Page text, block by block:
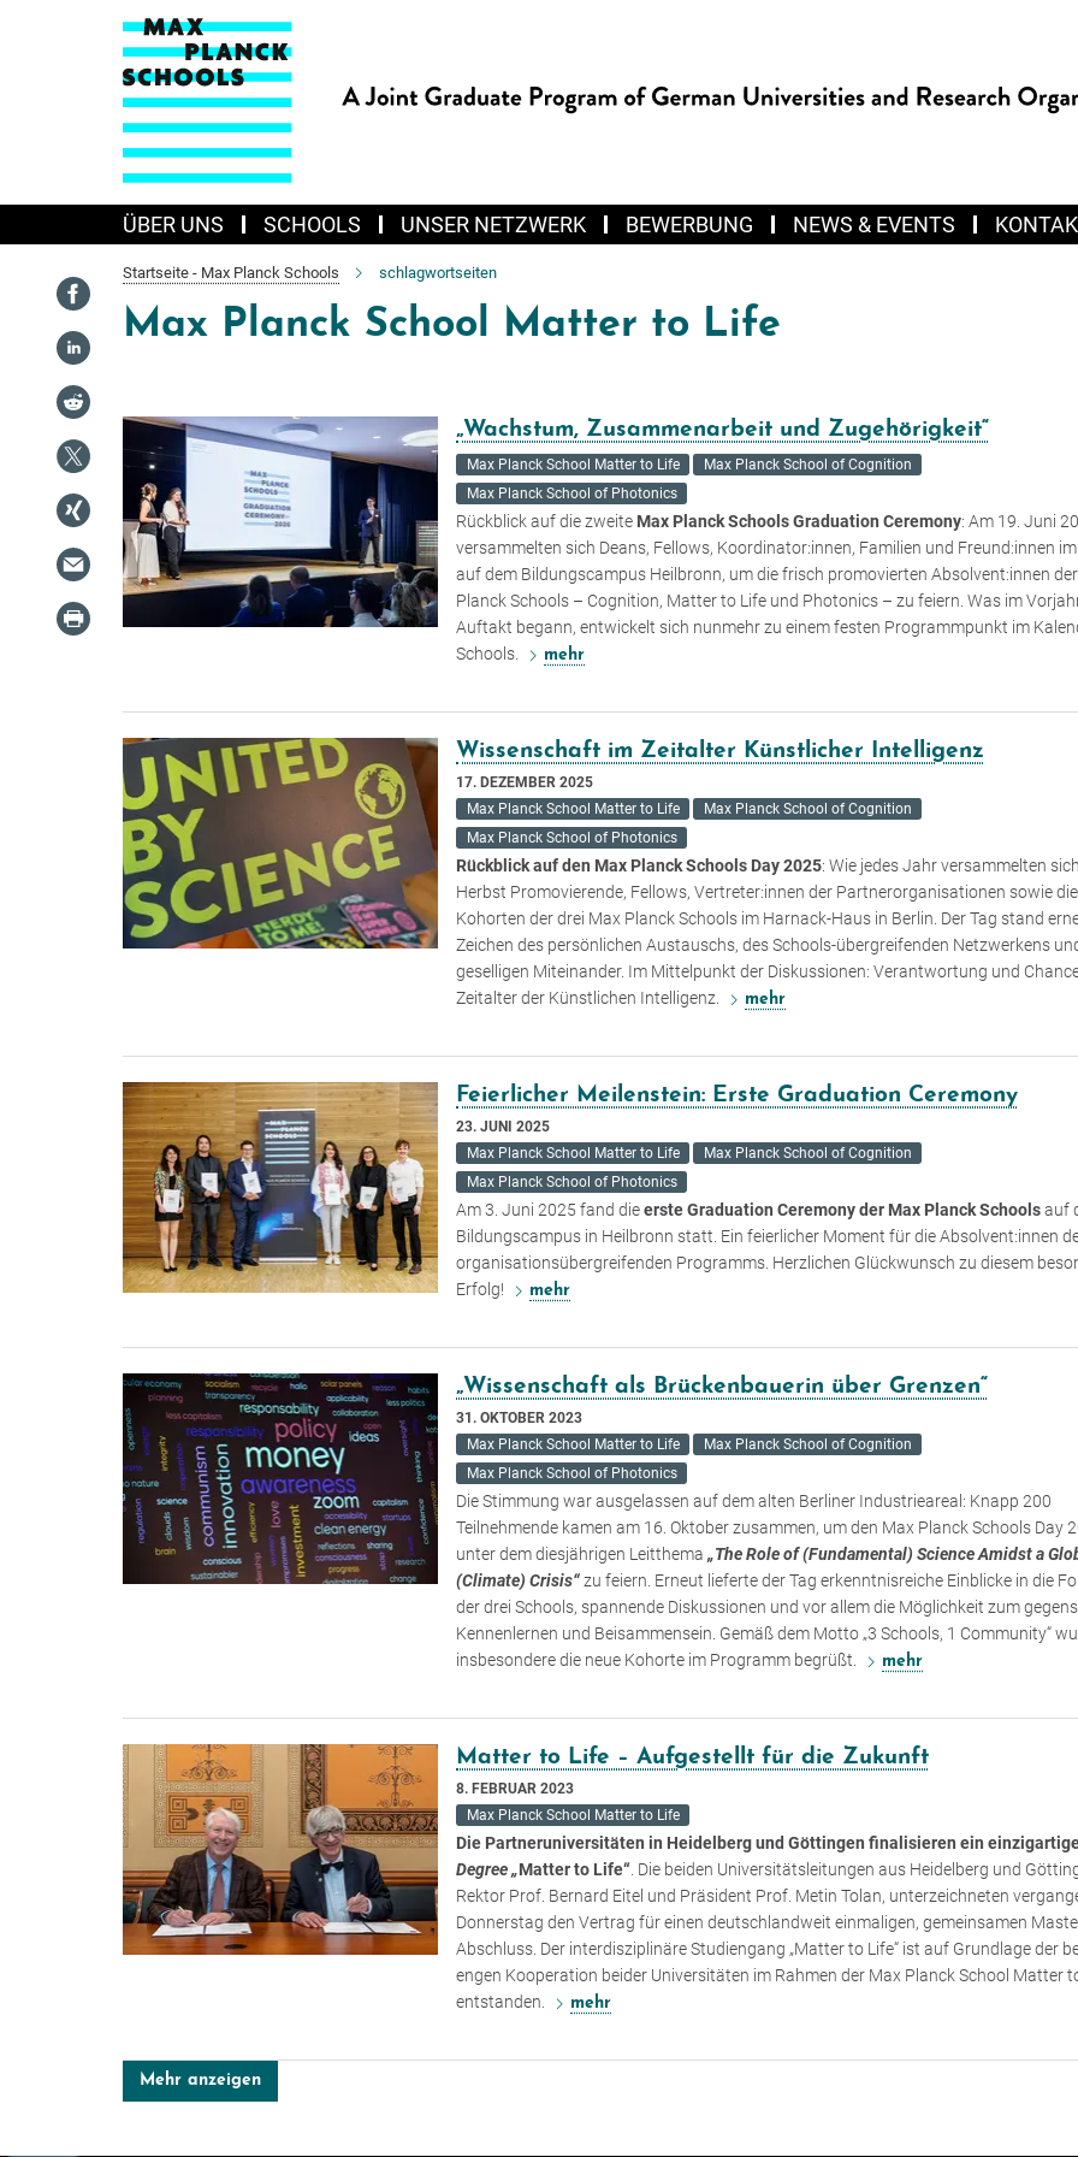
ÜBER UNS SCHOOLS UNSER NETZWERK BEWERBUNG NEWS & EVENTS
Startseite - Max Planck Schools schlagwortseiten
Max Planck School Matter to Life
„Wachstum, Zusammenarbeit und Zugehörigkeit“
Max Planck School Matter to Life
Max Planck School of Cognition
Max Planck School of Photonics
Rückblick auf die zweite Max Planck Schools Graduation Ceremony: Am 19. Juni
versammelten sich Deans, Fellows, Koordinator:innen, Familien und Freund:innen im
auf dem Bildungscampus Heilbronn, um die frisch promovierten Absolvent:innen
Planck Schools – Cognition, Matter to Life und Photonics – zu feiern. Was im
Auftakt begann, entwickelt sich nunmehr zu einem festen Programmpunkt im
Schools.
mehr
Wissenschaft im Zeitalter Künstlicher Intelligenz
17. DEZEMBER 2025
Max Planck School Matter to Life
Max Planck School of Cognition
Max Planck School of Photonics
Rückblick auf den Max Planck Schools Day 2025: Wie jedes Jahr versammelten
Herbst Promovierende, Fellows, Vertreter:innen der Partnerorganisationen sowie
Kohorten der drei Max Planck Schools im Harnack-Haus in Berlin. Der Tag stand
Zeichen des persönlichen Austauschs, des Schools-übergreifenden Netzwerkens
geselligen Miteinander. Im Mittelpunkt der Diskussionen: Verantwortung und
Zeitalter der Künstlichen Intelligenz.
mehr
Feierlicher Meilenstein: Erste Graduation Ceremony
23. JUNI 2025
Max Planck School Matter to Life
Max Planck School of Cognition
Max Planck School of Photonics
Am 3. Juni 2025 fand dieerste Graduation Ceremony der Max Planck Schoolsauf
Bildungscampus in Heilbronn statt. Ein feierlicher Moment für die Absolvent:innen
organisationsübergreifenden Programms. Herzlichen Glückwunsch zu diesem
Erfolg!
mehr
„Wissenschaft als Brückenbauerin über Grenzen“
31. OKTOBER 2023
Max Planck School Matter to Life
Max Planck School of Cognition
Max Planck School of Photonics
Die Stimmung war ausgelassen auf dem alten Berliner Industrieareal: Knapp 200
Teilnehmende kamen am 16. Oktober zusammen, um den Max Planck Schools Day
unter dem diesjährigen Leitthema„The Role of (Fundamental) Science Amidst a
(Climate) Crisis“zu feiern. Erneut lieferte der Tag erkenntnisreiche Einblicke in die
der drei Schools, spannende Diskussionen und vor allem die Möglichkeit zum
Kennenlernen und Beisammensein. Gemäß dem Motto „3 Schools, 1 Community“
insbesondere die neue Kohorte im Programm begrüßt.
mehr
Matter to Life – Aufgestellt für die Zukunft
8. FEBRUAR 2023
Max Planck School Matter to Life
Die Partneruniversitäten in Heidelberg und Göttingen finalisieren ein
Degree „Matter to Life“ . Die beiden Universitätsleitungen aus Heidelberg und
Rektor Prof. Bernard Eitel und Präsident Prof. Metin Tolan, unterzeichneten
Donnerstag den Vertrag für einen deutschlandweit einmaligen, gemeinsamen
Abschluss. Der interdisziplinäre Studiengang „Matter to Life“ ist auf Grundlage der
engen Kooperation beider Universitäten im Rahmen der Max Planck School Matter
entstanden.
mehr
Mehr anzeigen